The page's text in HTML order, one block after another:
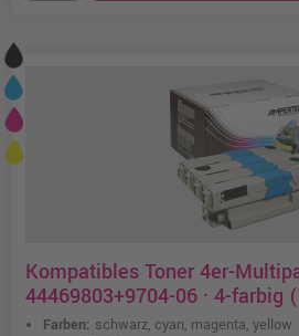
Kompatibles Toner 4er-
44469803+9704-06 · 4-farbig
Farben: schwarz, cyan, magenta, yellow